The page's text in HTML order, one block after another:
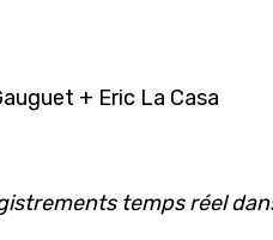
+ Eric La Casa
temps réel